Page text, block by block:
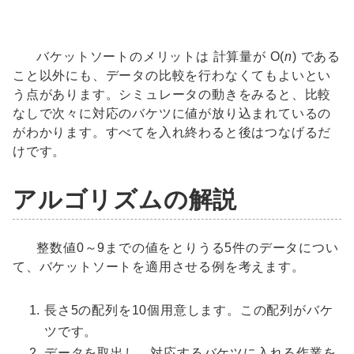
バケットソートのメリットは 計算量が O(n) である
こと以外にも、データの比較を行わなくてもよいとい
う点があります。シミュレータの動きをみると、比較
なしで次々に対応のバケツに値が放り込まれているの
がわかります。すべてを入れ終わると後はつなげるだ
けです。
アルゴリズムの解説
整数値0～9までの値をとりうる5件のデータについ
て、バケットソートを適用させる例を考えます。
長さ5の配列を10個用意します。この配列がバケ
ツです。